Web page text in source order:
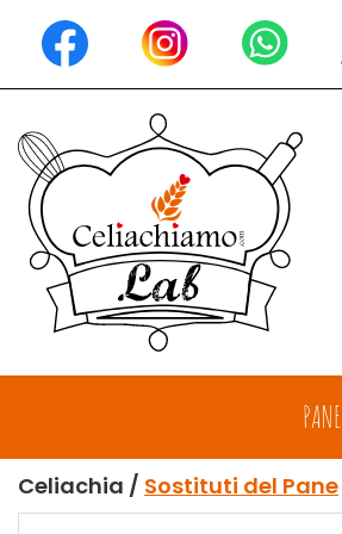
contenuto
principale
PANE
Celiachia / Sostituti del Pane